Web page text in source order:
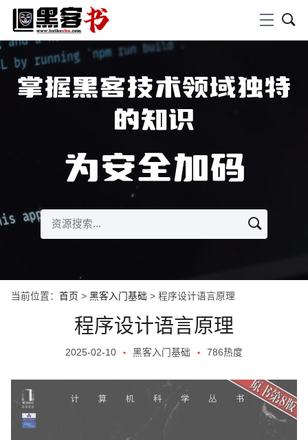
掌握黑客技术领域独特
的知识
为安全加码
当前位置： 首页 > 黑客入门基础 > 程序设计语言原理
程序设计语言原理
2025-02-10 黑客入门基础 786热度